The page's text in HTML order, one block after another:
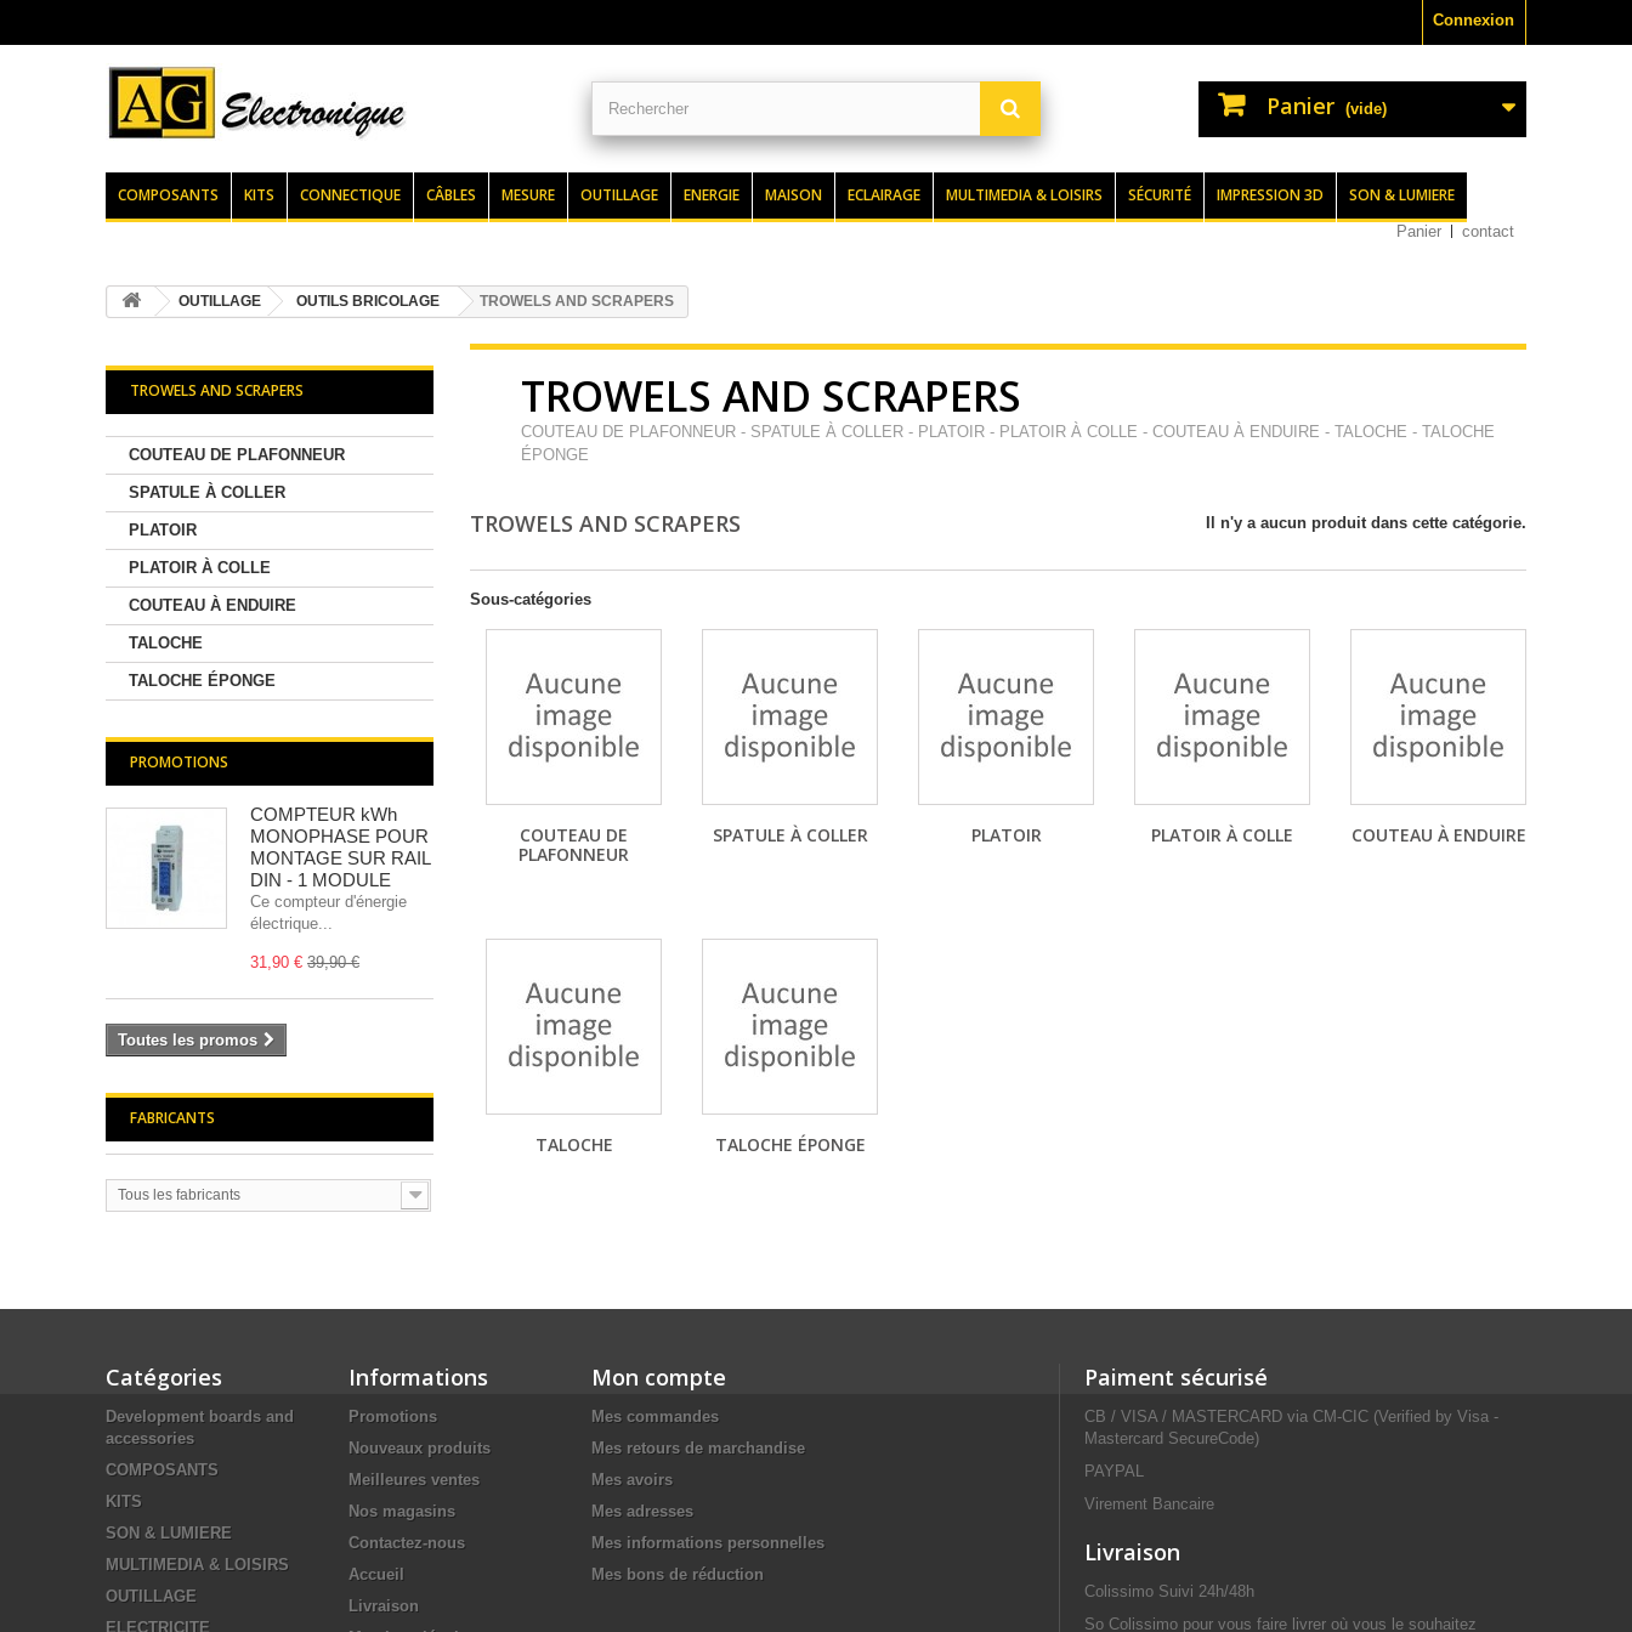
Connexion
Panier (vide)
COMPOSANTS KITS CONNECTIQUE CÂBLES MESURE OUTILLAGE ENERGIE MAISON ECLAIRAGE MULTIMEDIA & LOISIRS SÉCURITÉ IMPRESSION 3D SON & LUMIERE
Panier contact
OUTILLAGE OUTILS BRICOLAGE TROWELS AND SCRAPERS
TROWELS AND SCRAPERS
COUTEAU DE PLAFONNEUR
SPATULE À COLLER
PLATOIR
PLATOIR À COLLE
COUTEAU À ENDUIRE
TALOCHE
TALOCHE ÉPONGE
PROMOTIONS
COMPTEUR kWh
MONOPHASE POUR
MONTAGE SUR RAIL
DIN - 1 MODULE
Ce compteur d'énergie
électrique...
31,90 € 39,90 €
Toutes les promos
FABRICANTS
Tous les fabricants
TROWELS AND SCRAPERS
COUTEAU DE PLAFONNEUR - SPATULE À COLLER - PLATOIR - PLATOIR À COLLE - COUTEAU À ENDUIRE - TALOCHE - TALOCHE
ÉPONGE
TROWELS AND SCRAPERS Il n'y a aucun produit dans cette catégorie.
Sous-catégories
COUTEAU DE
PLAFONNEUR
SPATULE À COLLER PLATOIR PLATOIR À COLLE COUTEAU À ENDUIRE
TALOCHE TALOCHE ÉPONGE
Catégories
Development boards and
accessories
COMPOSANTS
KITS
SON & LUMIERE
MULTIMEDIA & LOISIRS
OUTILLAGE
ELECTRICITE
Informations
Promotions
Nouveaux produits
Meilleures ventes
Nos magasins
Contactez-nous
Accueil
Livraison
Mon compte
Mes commandes
Mes retours de marchandise
Mes avoirs
Mes adresses
Mes informations personnelles
Mes bons de réduction
Paiment sécurisé
CB / VISA / MASTERCARD via CM-CIC (Verified by Visa -
Mastercard SecureCode)
PAYPAL
Virement Bancaire
Livraison
Colissimo Suivi 24h/48h
So Colissimo pour vous faire livrer où vous le souhaitez